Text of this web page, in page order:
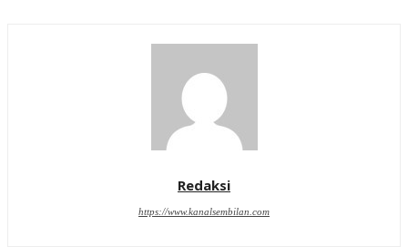
Redaksi
https://www.kanalsembilan.com